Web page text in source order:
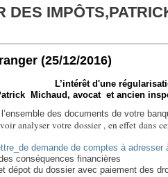
DES
(25/12/2016)
L’intérêt d'une
Michaud, avocat et ancien
des documents de votre
analyser votre dossier , en effet
demande de comptes à
conséquences financières
du dossier avec paiement des